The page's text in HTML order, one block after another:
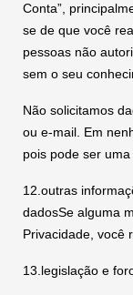
Conta”,
se de que você
pessoas não
sem o seu
Não solicitamos
ou e-mail. Em
pois pode ser
12.outras
dadosSe alguma
Privacidade, você
13.legislação e